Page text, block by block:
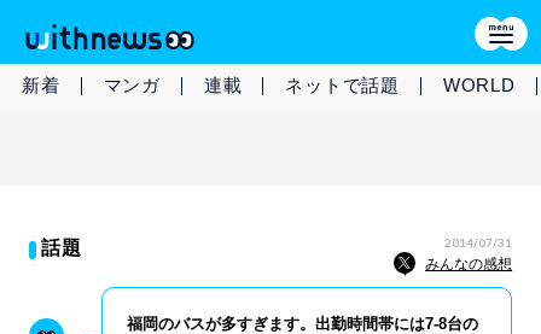
新着 マンガ 連載 ネットで話題 WORLD
話題 2014/07/31
みんなの感想
福岡のバスが多すぎます。出勤時間帯には7‐8台の